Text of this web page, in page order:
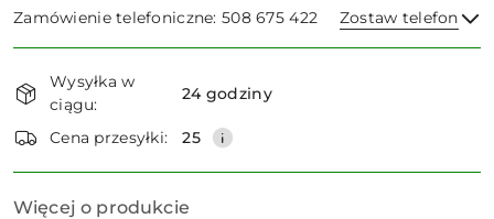
Zamówienie telefoniczne: 508 675 422 Zostaw telefon
i
dostawa
Wysyłka w
ciągu:
24 godziny
Cena przesyłki: 25
Więcej o produkcie